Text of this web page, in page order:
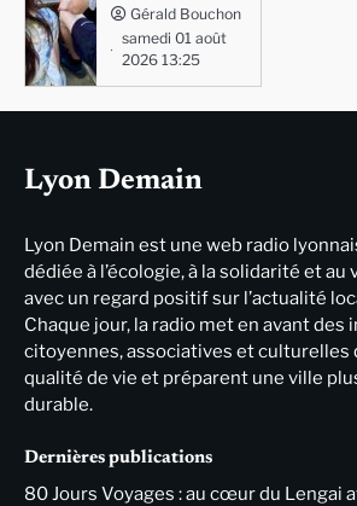
Gérald Bouchon
samedi 01 août
2026 13:25
Lyon Demain
Lyon Demain est une web radio
dédiée à l’écologie, à la solidarité et
avec un regard positif sur l’actualité
Chaque jour, la radio met en avant des
citoyennes, associatives et culturelles
qualité de vie et préparent une ville
durable.
Dernières publications
80 Jours Voyages : au cœur du Lengai